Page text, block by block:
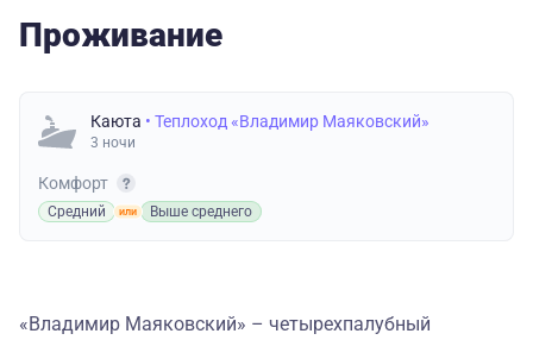
Проживание
Каюта • Теплоход «Владимир Маяковский»
3 ночи
Комфорт
Средний Выше среднего
«Владимир Маяковский» – четырехпалубный